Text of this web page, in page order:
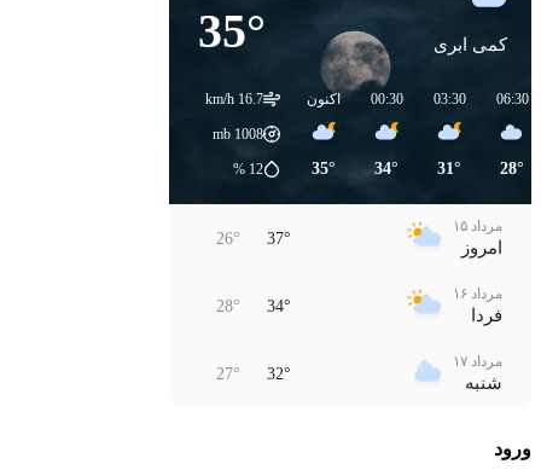
35° کمی ابری
16.7 km/h
1008
12
%
اکنون
35°
00:30
34°
03:30
31°
06:30
28°
مرداد ۱۵
امروز 37°
26°
مرداد ۱۶
فردا 34°
28°
مرداد ۱۷
شنبه 32°
27°
یکشنبهورود